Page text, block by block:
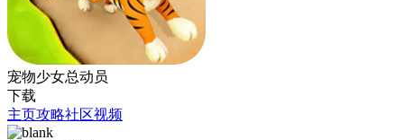
宠物少女总动员
下载
主页攻略社区视频